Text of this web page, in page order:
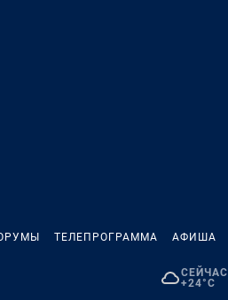
ТЕЛЕПРОГРАММА АФИША
СЕЙЧАС
+24°C